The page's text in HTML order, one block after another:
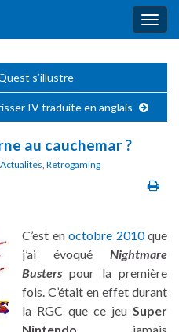
s’illustre
IV traduite en anglais
au cauchemar ?
Actualités, Retrogaming
C’est en octobre 2010que
j’ai évoqué Nightmare
Busters pour la première
fois. C’était en effet durant
la RGC que ce jeu Super